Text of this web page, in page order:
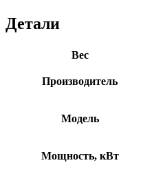
Детали
Вес
Производитель
Модель
Мощность, кВт